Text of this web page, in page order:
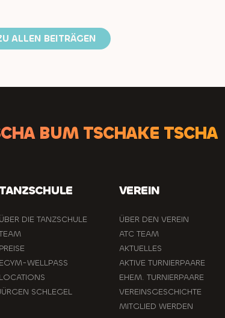
ALLEN BEITRÄGEN
BUM TSCHAKE TSCHA
TANZSCHULE
ÜBER DIE TANZSCHULE
PREISE
EGYM-WELLPASS
LOCATIONS
SCHLEGEL
VEREIN
ÜBER DEN VEREIN
ATC TEAM
AKTUELLES
AKTIVE TURNIERPAARE
EHEM. TURNIERPAARE
VEREINSGESCHICHTE
MITGLIED WERDEN